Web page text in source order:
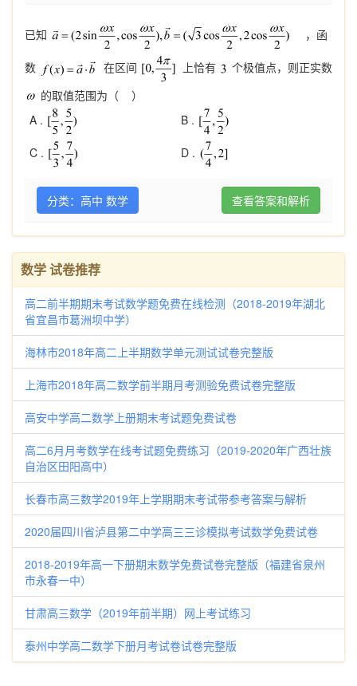
已知 ，函
数 在区间 上恰有
个极值点，则正实数
的取值范围为（ ）
A .
B .
C . D .
分类：高中 数学 查看答案和解析
数学 试卷推荐
高二前半期期末考试数学题免费在线检测（2018-2019年湖北
省宜昌市葛洲坝中学）
海林市2018年高二上半期数学单元测试试卷完整版
上海市2018年高二数学前半期月考测验免费试卷完整版
高安中学高二数学上册期末考试题免费试卷
高二6月月考数学在线考试题免费练习（2019-2020年广西壮族
自治区田阳高中）
长春市高三数学2019年上学期期末考试带参考答案与解析
2020届四川省泸县第二中学高三三诊模拟考试数学免费试卷
2018-2019年高一下册期末数学免费试卷完整版（福建省泉州
市永春一中）
甘肃高三数学（2019年前半期）网上考试练习
泰州中学高二数学下册月考试卷试卷完整版